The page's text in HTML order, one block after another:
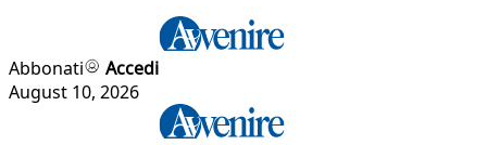
Abbonati
Accedi
August 10, 2026